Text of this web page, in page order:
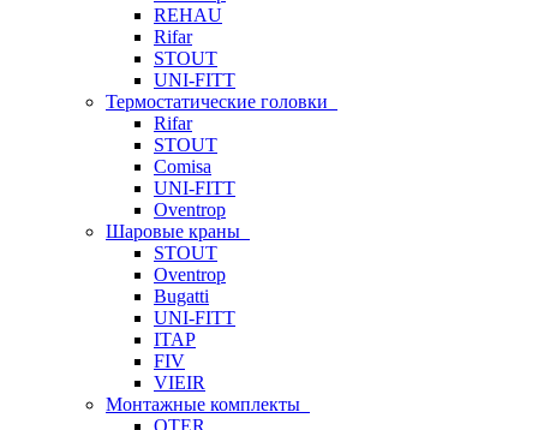
REHAU
Rifar
STOUT
UNI-FITT
Термостатические головки
Rifar
STOUT
Comisa
UNI-FITT
Oventrop
Шаровые краны
STOUT
Oventrop
Bugatti
UNI-FITT
ITAP
FIV
VIEIR
Монтажные комплекты
OTER